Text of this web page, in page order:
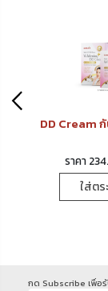
ราคา
ใส่ตร
กด Subscribe เพื่อรั